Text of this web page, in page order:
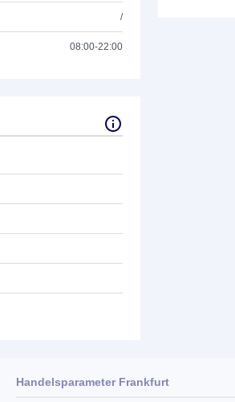
/
08:00-22:00
Handelsparameter Frankfurt